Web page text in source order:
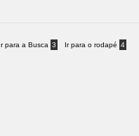
Ir para a Busca 3 Ir para o rodapé 4